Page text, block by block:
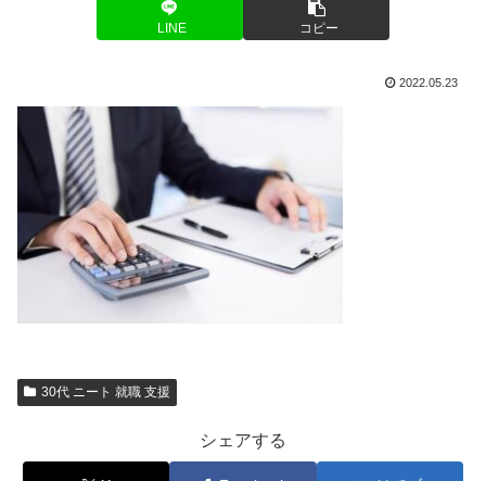
LINE コピー
2022.05.23
30代 ニート 就職 支援
シェアする